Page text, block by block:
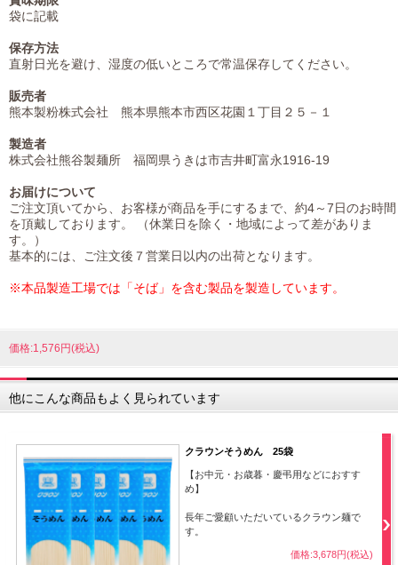
袋に記載
保存方法
直射日光を避け、湿度の低いところで常温保存してください。
販売者
熊本製粉株式会社 熊本県熊本市西区花園１丁目２５－１
製造者
株式会社熊谷製麺所 福岡県うきは市吉井町富永1916-19
お届けについて
ご注文頂いてから、お客様が商品を手にするまで、約4～7日のお時間
を頂戴しております。 （休業日を除く・地域によって差がありま
す。）
基本的には、ご注文後７営業日以内の出荷となります。
※本品製造工場では「そば」を含む製品を製造しています。
価格:1,576円(税込)
他にこんな商品もよく見られています
クラウンそうめん 25袋
【お中元・お歳暮・慶弔用などにおすす
め】
長年ご愛顧いただいているクラウン麺で
す。
価格:3,678円(税込)